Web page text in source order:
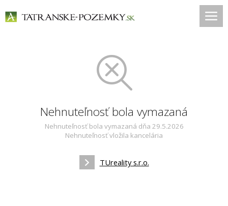
Nehnuteľnosť bola vymazaná
Nehnuteľnosť bola vymazaná dňa 29.5.2026
Nehnuteľnosť vložila kancelária
TUreality s.r.o.